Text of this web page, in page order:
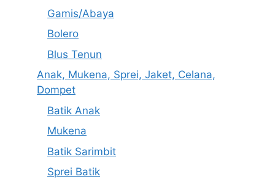
Gamis/Abaya
Bolero
Blus Tenun
Anak, Mukena, Sprei, Jaket, Celana,
Dompet
Batik Anak
Mukena
Batik Sarimbit
Sprei Batik